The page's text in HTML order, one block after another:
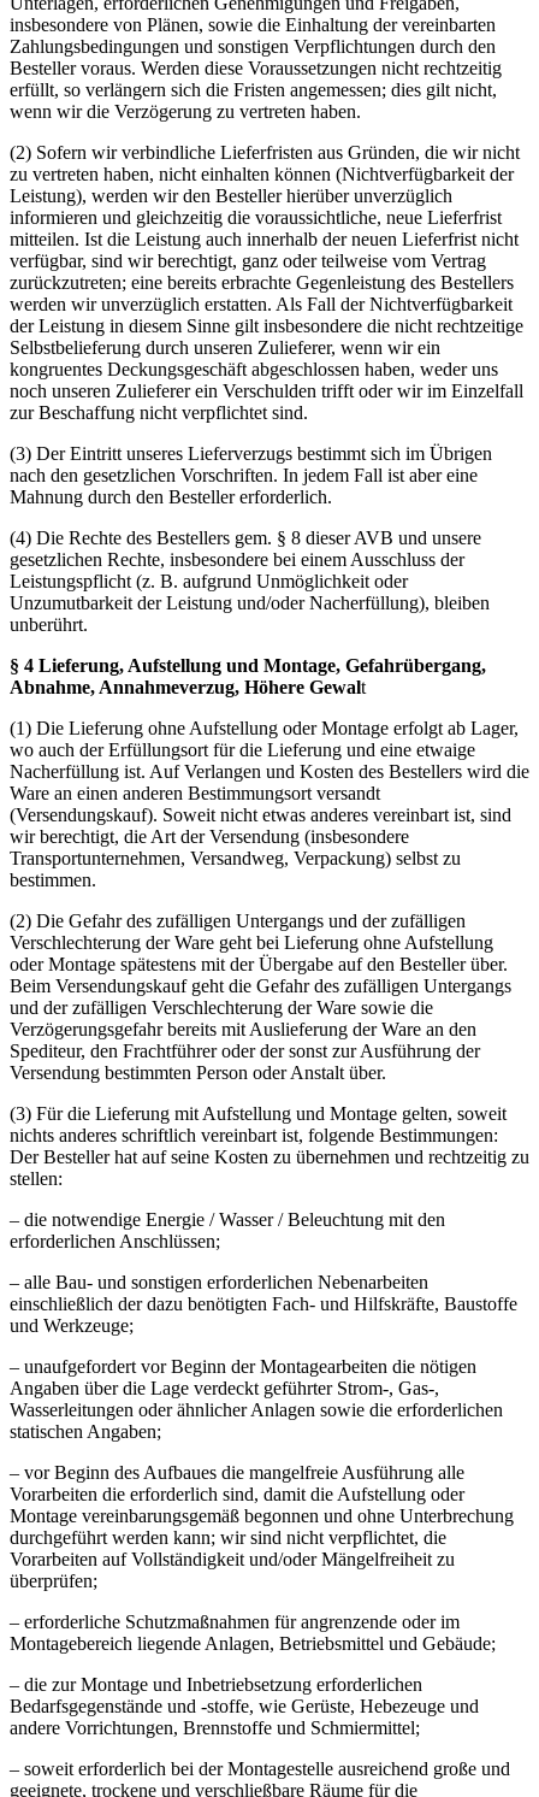
insbesondere von Plänen, sowie die Einhaltung der vereinbarten
Zahlungsbedingungen und sonstigen Verpflichtungen durch den
Besteller voraus. Werden diese Voraussetzungen nicht rechtzeitig
erfüllt, so verlängern sich die Fristen angemessen; dies gilt nicht,
wenn wir die Verzögerung zu vertreten haben.
(2) Sofern wir verbindliche Lieferfristen aus Gründen, die wir nicht
zu vertreten haben, nicht einhalten können (Nichtverfügbarkeit der
Leistung), werden wir den Besteller hierüber unverzüglich
informieren und gleichzeitig die voraussichtliche, neue Lieferfrist
mitteilen. Ist die Leistung auch innerhalb der neuen Lieferfrist nicht
verfügbar, sind wir berechtigt, ganz oder teilweise vom Vertrag
zurückzutreten; eine bereits erbrachte Gegenleistung des Bestellers
werden wir unverzüglich erstatten. Als Fall der Nichtverfügbarkeit
der Leistung in diesem Sinne gilt insbesondere die nicht rechtzeitige
Selbstbelieferung durch unseren Zulieferer, wenn wir ein
kongruentes Deckungsgeschäft abgeschlossen haben, weder uns
noch unseren Zulieferer ein Verschulden trifft oder wir im Einzelfall
zur Beschaffung nicht verpflichtet sind.
(3) Der Eintritt unseres Lieferverzugs bestimmt sich im Übrigen
nach den gesetzlichen Vorschriften. In jedem Fall ist aber eine
Mahnung durch den Besteller erforderlich.
(4) Die Rechte des Bestellers gem. § 8 dieser AVB und unsere
gesetzlichen Rechte, insbesondere bei einem Ausschluss der
Leistungspflicht (z. B. aufgrund Unmöglichkeit oder
Unzumutbarkeit der Leistung und/oder Nacherfüllung), bleiben
unberührt.
§ 4 Lieferung, Aufstellung und Montage, Gefahrübergang,
Abnahme, Annahmeverzug, Höhere Gewalt
(1) Die Lieferung ohne Aufstellung oder Montage erfolgt ab Lager,
wo auch der Erfüllungsort für die Lieferung und eine etwaige
Nacherfüllung ist. Auf Verlangen und Kosten des Bestellers wird die
Ware an einen anderen Bestimmungsort versandt
(Versendungskauf). Soweit nicht etwas anderes vereinbart ist, sind
wir berechtigt, die Art der Versendung (insbesondere
Transportunternehmen, Versandweg, Verpackung) selbst zu
bestimmen.
(2) Die Gefahr des zufälligen Untergangs und der zufälligen
Verschlechterung der Ware geht bei Lieferung ohne Aufstellung
oder Montage spätestens mit der Übergabe auf den Besteller über.
Beim Versendungskauf geht die Gefahr des zufälligen Untergangs
und der zufälligen Verschlechterung der Ware sowie die
Verzögerungsgefahr bereits mit Auslieferung der Ware an den
Spediteur, den Frachtführer oder der sonst zur Ausführung der
Versendung bestimmten Person oder Anstalt über.
(3) Für die Lieferung mit Aufstellung und Montage gelten, soweit
nichts anderes schriftlich vereinbart ist, folgende Bestimmungen:
Der Besteller hat auf seine Kosten zu übernehmen und rechtzeitig zu
stellen:
– die notwendige Energie / Wasser / Beleuchtung mit den
erforderlichen Anschlüssen;
– alle Bau- und sonstigen erforderlichen Nebenarbeiten
einschließlich der dazu benötigten Fach- und Hilfskräfte, Baustoffe
und Werkzeuge;
– unaufgefordert vor Beginn der Montagearbeiten die nötigen
Angaben über die Lage verdeckt geführter Strom-, Gas-,
Wasserleitungen oder ähnlicher Anlagen sowie die erforderlichen
statischen Angaben;
– vor Beginn des Aufbaues die mangelfreie Ausführung alle
Vorarbeiten die erforderlich sind, damit die Aufstellung oder
Montage vereinbarungsgemäß begonnen und ohne Unterbrechung
durchgeführt werden kann; wir sind nicht verpflichtet, die
Vorarbeiten auf Vollständigkeit und/oder Mängelfreiheit zu
überprüfen;
– erforderliche Schutzmaßnahmen für angrenzende oder im
Montagebereich liegende Anlagen, Betriebsmittel und Gebäude;
– die zur Montage und Inbetriebsetzung erforderlichen
Bedarfsgegenstände und -stoffe, wie Gerüste, Hebezeuge und
andere Vorrichtungen, Brennstoffe und Schmiermittel;
– soweit erforderlich bei der Montagestelle ausreichend große und
geeignete, trockene und verschließbare Räume für die